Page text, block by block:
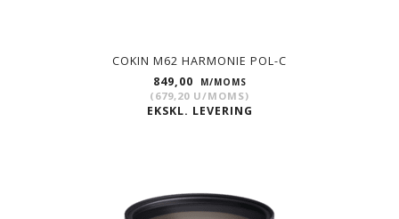
COKIN M62 HARMONIE POL-C
849,00
M/MOMS
( 679,20 U/MOMS)
EKSKL. LEVERING